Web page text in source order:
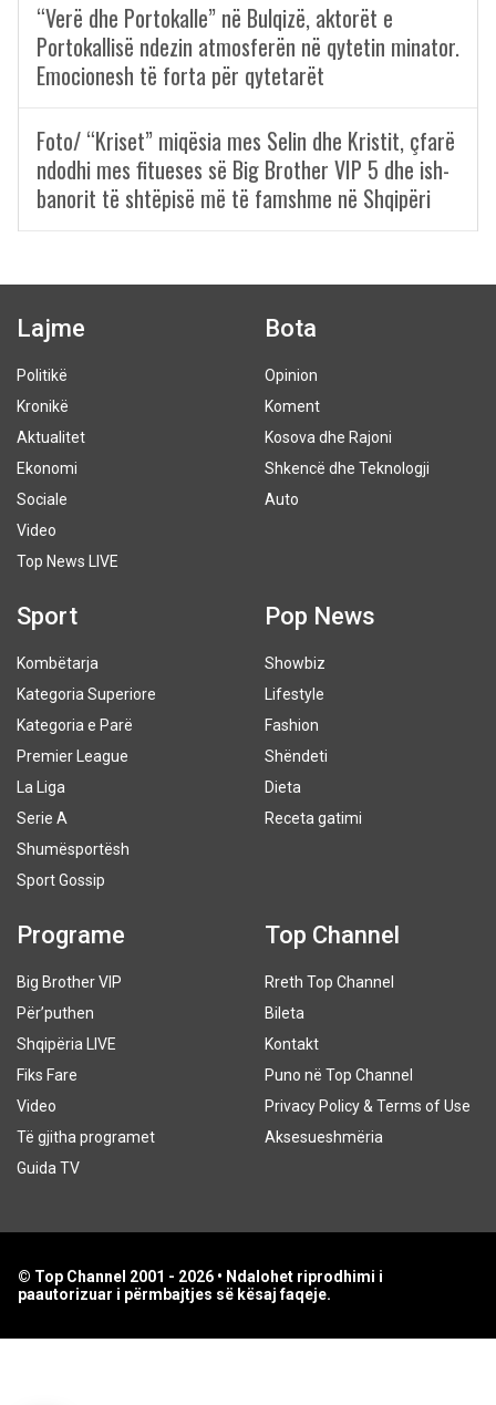
“Verë dhe Portokalle” në Bulqizë, aktorët e
Portokallisë ndezin atmosferën në qytetin minator.
Emocionesh të forta për qytetarët
Foto/ “Kriset” miqësia mes Selin dhe Kristit, çfarë
ndodhi mes fitueses së Big Brother VIP 5 dhe ish-
banorit të shtëpisë më të famshme në Shqipëri
Lajme
Politikë
Kronikë
Aktualitet
Ekonomi
Sociale
Video
Top News LIVE
Bota
Opinion
Koment
Kosova dhe Rajoni
Shkencë dhe Teknologji
Auto
Sport
Kombëtarja
Kategoria Superiore
Kategoria e Parë
Premier League
La Liga
Serie A
Shumësportësh
Sport Gossip
Pop News
Showbiz
Lifestyle
Fashion
Shëndeti
Dieta
Receta gatimi
Programe
Big Brother VIP
Për’puthen
Shqipëria LIVE
Fiks Fare
Video
Të gjitha programet
Guida TV
Top Channel
Rreth Top Channel
Bileta
Kontakt
Puno në Top Channel
Privacy Policy & Terms of Use
Aksesueshmëria
© Top Channel 2001 - 2026 • Ndalohet riprodhimi i
paautorizuar i përmbajtjes së kësaj faqeje.